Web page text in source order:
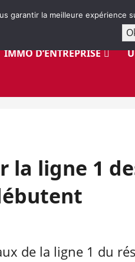
IMMO D’ENTREPRISE
la ligne 1
de la ligne 1 du
garantir la meilleure